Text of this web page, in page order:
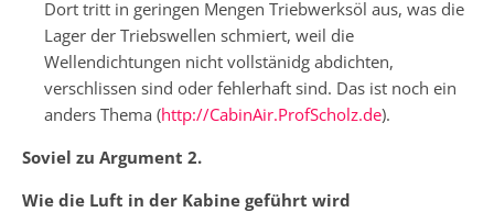
Dort tritt in geringen Mengen Triebwerksöl aus, was die
Lager der Triebswellen schmiert, weil die
Wellendichtungen nicht vollstänidg abdichten,
verschlissen sind oder fehlerhaft sind. Das ist noch ein
anders Thema (http://CabinAir.ProfScholz.de).
Soviel zu Argument 2.
Wie die Luft in der Kabine geführt wird